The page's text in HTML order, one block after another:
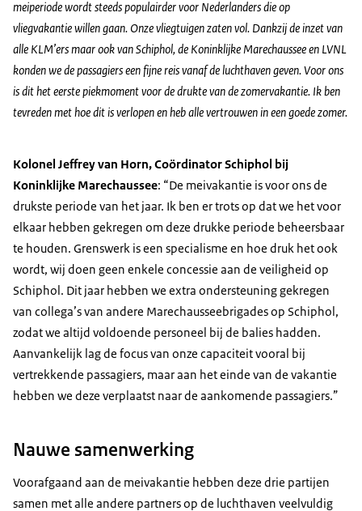
meiperiode wordt steeds populairder voor Nederlanders die op
vliegvakantie willen gaan. Onze vliegtuigen zaten vol. Dankzij de inzet van
alle KLM’ers maar ook van Schiphol, de Koninklijke Marechaussee en LVNL
konden we de passagiers een fijne reis vanaf de luchthaven geven. Voor ons
is dit het eerste piekmoment voor de drukte van de zomervakantie. Ik ben
tevreden met hoe dit is verlopen en heb alle vertrouwen in een goede zomer.
Kolonel Jeffrey van Horn, Coördinator Schiphol bij
Koninklijke Marechaussee:
De meivakantie is voor ons de
drukste periode van het jaar. Ik ben er trots op dat we het voor
elkaar hebben gekregen om deze drukke periode beheersbaar
te houden. Grenswerk is een specialisme en hoe druk het ook
wordt, wij doen geen enkele concessie aan de veiligheid op
Schiphol. Dit jaar hebben we extra ondersteuning gekregen
van collega’s van andere Marechausseebrigades op Schiphol,
zodat we altijd voldoende personeel bij de balies hadden.
Aanvankelijk lag de focus van onze capaciteit vooral bij
vertrekkende passagiers, maar aan het einde van de vakantie
hebben we deze verplaatst naar de aankomende passagiers.
Nauwe samenwerking
Voorafgaand aan de meivakantie hebben deze drie partijen
samen met alle andere partners op de luchthaven veelvuldig